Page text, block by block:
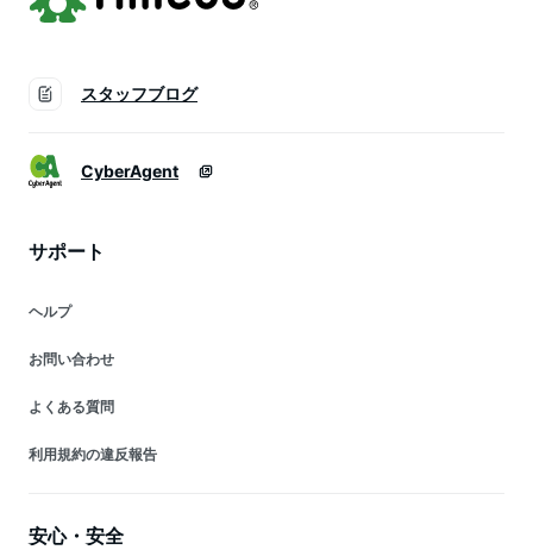
スタッフブログ
CyberAgent
サポート
ヘルプ
お問い合わせ
よくある質問
利用規約の違反報告
安心・安全